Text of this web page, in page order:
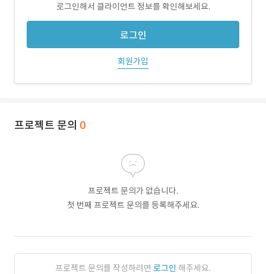
로그인해서 클라이언트 정보를 확인해보세요.
로그인
회원가입
프로젝트 문의 0
프로젝트 문의가 없습니다.
첫 번째 프로젝트 문의를 등록해주세요.
프로젝트 문의를 작성하려면 로그인 해주세요.